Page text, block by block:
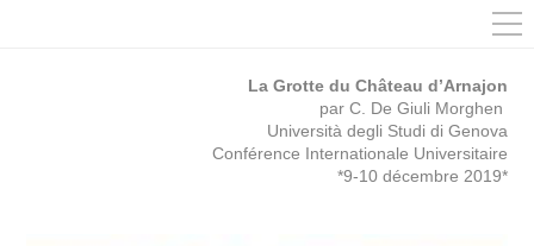
La Grotte du Château d’Arnajon
par C. De Giuli Morghen
Università degli Studi di Genova
Conférence Internationale Universitaire
*9-10 décembre 2019*